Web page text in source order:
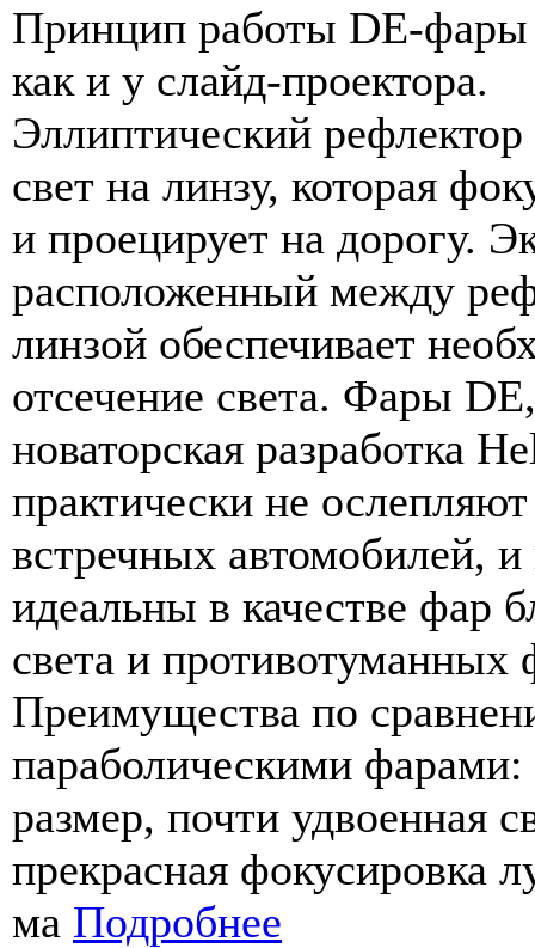
Принцип работы DE-фары
как и у слайд-проектора.
Эллиптический рефлектор
свет на линзу, которая
и проецирует на дорогу.
расположенный между
линзой обеспечивает
отсечение света. Фары DE,
новаторская разработка
практически не
встречных автомобилей, и
идеальны в качестве фар
света и противотуманных
Преимущества по
параболическими
размер, почти удвоенная
прекрасная фокусировка
ма Подробнее